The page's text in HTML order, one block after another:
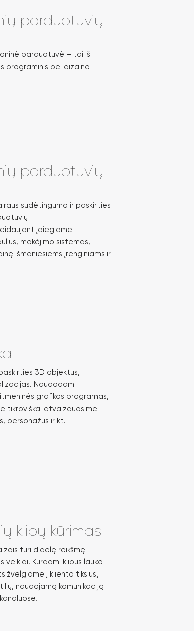
parduotuvių
parduotuvė – tai iš
programinis bei dizaino
parduotuvių
sudėtingumo ir paskirties
įdiegiame
mokėjimo sistemas,
išmaniesiems įrenginiams ir
3D objektus,
Naudodami
grafikos programas,
tikroviškai atvaizduosime
personažus ir kt.
klipų kūrimas
turi didelę reikšmę
veiklai. Kurdami klipus lauko
į kliento tikslus,
naudojamą komunikaciją